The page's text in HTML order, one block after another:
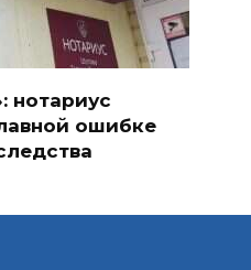
нотариус
ошибке